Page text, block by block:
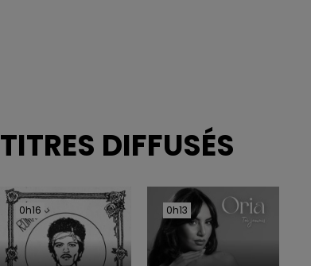
TITRES DIFFUSÉS
0h16
0h16 0h13
0h13